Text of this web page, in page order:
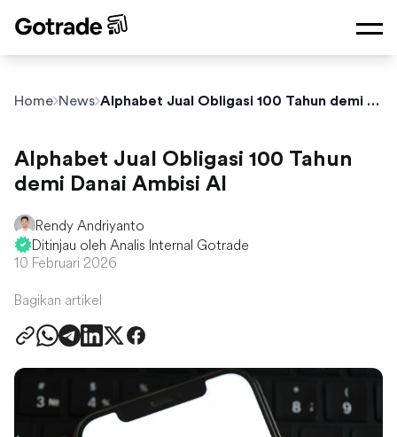
Home News Alphabet Jual Obligasi 100 Tahun demi Danai Ambisi AI
Alphabet Jual Obligasi 100 Tahun
demi Danai Ambisi AI
Rendy Andriyanto
Ditinjau oleh Analis Internal Gotrade
10 Februari 2026
Bagikan artikel